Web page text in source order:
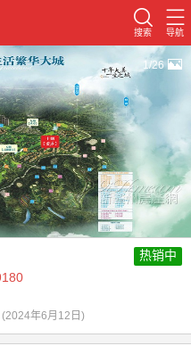
搜索 导航
1/26
热销中
年6月12日)